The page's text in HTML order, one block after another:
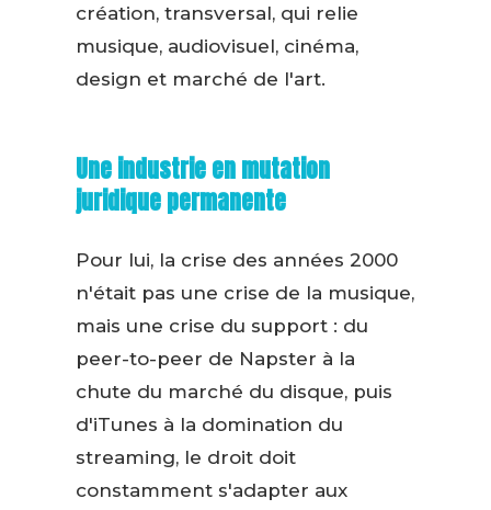
création, transversal, qui relie
musique, audiovisuel, cinéma,
design et marché de l'art.
Une industrie en mutation
juridique permanente
Pour lui, la crise des années 2000
n'était pas une crise de la musique,
mais une crise du support : du
peer-to-peer de Napster à la
chute du marché du disque, puis
d'iTunes à la domination du
streaming, le droit doit
constamment s'adapter aux